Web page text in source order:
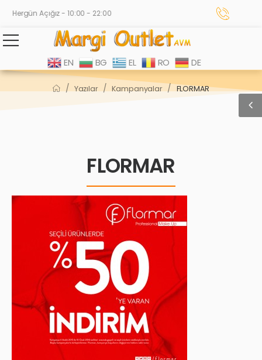
Hergün Açığız - 10:00 - 22:00
EN BG EL RO DE
/ Yazılar / Kampanyalar / FLORMAR
FLORMAR